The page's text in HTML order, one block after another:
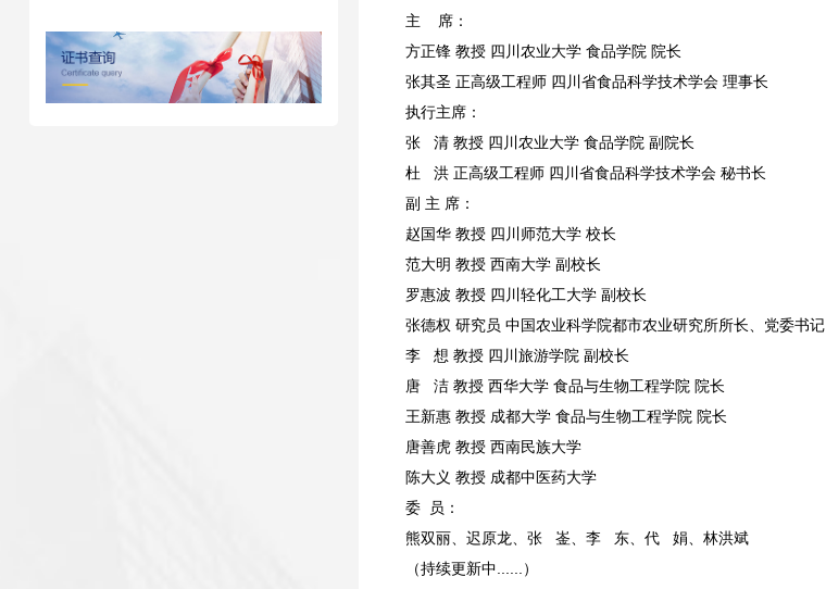
主 席：
方正锋 教授 四川农业大学 食品学院 院长
张其圣 正高级工程师 四川省食品科学技术学会 理事长
执行主席：
张 清 教授 四川农业大学 食品学院 副院长
杜 洪 正高级工程师 四川省食品科学技术学会 秘书长
副 主 席：
赵国华 教授 四川师范大学 校长
范大明 教授 西南大学 副校长
罗惠波 教授 四川轻化工大学 副校长
张德权 研究员 中国农业科学院都市农业研究所所长、党委书记
李 想 教授 四川旅游学院 副校长
唐 洁 教授 西华大学 食品与生物工程学院 院长
王新惠 教授 成都大学 食品与生物工程学院 院长
唐善虎 教授 西南民族大学
陈大义 教授 成都中医药大学
委 员：
熊双丽、迟原龙、张 崟、李 东、代 娟、林洪斌
（持续更新中......）